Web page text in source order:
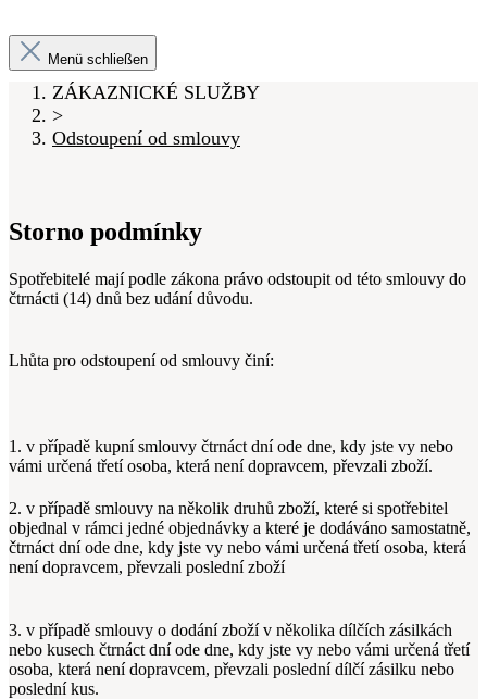
Menü schließen
ZÁKAZNICKÉ SLUŽBY
>
Odstoupení od smlouvy
Storno podmínky
Spotřebitelé mají podle zákona právo odstoupit od této smlouvy do
čtrnácti (14) dnů bez udání důvodu.
Lhůta pro odstoupení od smlouvy činí:
1. v případě kupní smlouvy čtrnáct dní ode dne, kdy jste vy nebo
vámi určená třetí osoba, která není dopravcem, převzali zboží.
2. v případě smlouvy na několik druhů zboží, které si spotřebitel
objednal v rámci jedné objednávky a které je dodáváno samostatně,
čtrnáct dní ode dne, kdy jste vy nebo vámi určená třetí osoba, která
není dopravcem, převzali poslední zboží
3. v případě smlouvy o dodání zboží v několika dílčích zásilkách
nebo kusech čtrnáct dní ode dne, kdy jste vy nebo vámi určená třetí
osoba, která není dopravcem, převzali poslední dílčí zásilku nebo
poslední kus.